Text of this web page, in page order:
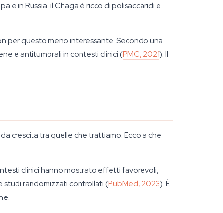
e in Russia, il Chaga è ricco di polisaccaridi e
per questo meno interessante. Secondo una
e antitumorali in contesti clinici (PMC, 2021). Il
crescita tra quelle che trattiamo. Ecco a che
clinici hanno mostrato effetti favorevoli,
studi randomizzati controllati (PubMed, 2023). È